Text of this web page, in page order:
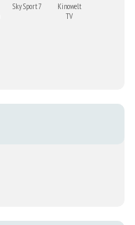
Sky Sport 7
Kinowelt
TV